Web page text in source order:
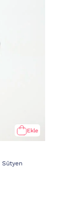
Ekle
Sütyen